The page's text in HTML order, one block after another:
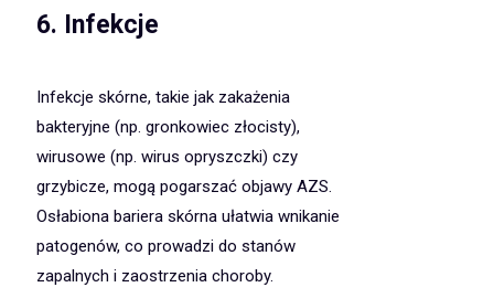
6. Infekcje
Infekcje skórne, takie jak zakażenia
bakteryjne (np. gronkowiec złocisty),
wirusowe (np. wirus opryszczki) czy
grzybicze, mogą pogarszać objawy AZS.
Osłabiona bariera skórna ułatwia wnikanie
patogenów, co prowadzi do stanów
zapalnych i zaostrzenia choroby.